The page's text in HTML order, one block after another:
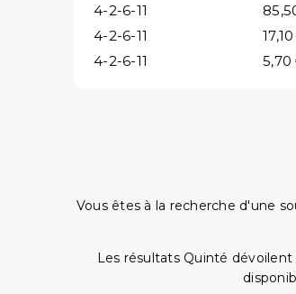
4-2-6-11
4-2-6-11
4-2-6-11
5,70
Vous êtes à la recherche d'une
Les résultats Quinté